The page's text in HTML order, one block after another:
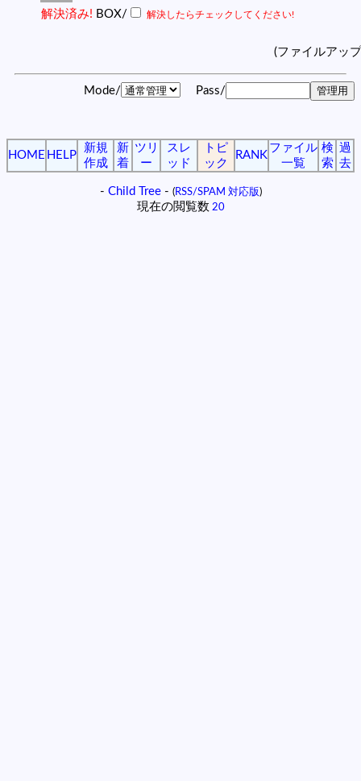
解決済み! BOX/ 解決したらチェックしてください!
(ファイルアッ
Mode/ Pass/
HOME HELP
新規
作成
新
着
ツリ
ー
スレ
ッド
トピ
ック
RANK
ファイル
一覧
検
索
過
去
- Child Tree- (RSS/SPAM 対応版)
現在の閲覧数 20